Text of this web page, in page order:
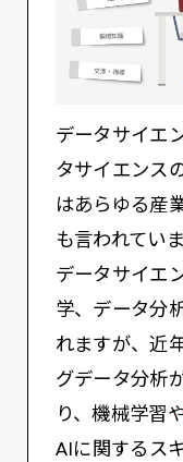
データサイエ
タサイエンス
はあらゆる産
も言われていま
データサイエ
学、データ分
れますが、近
グデータ分析
り、機械学習
AIに関するス